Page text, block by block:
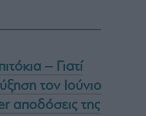
– Γιατί
τον Ιούνιο
αποδόσεις της